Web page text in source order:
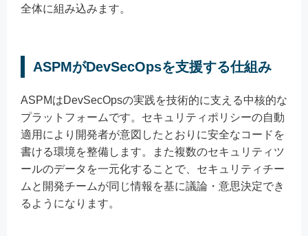
全体に組み込みます。
ASPMがDevSecOpsを支援する仕組み
ASPMはDevSecOpsの実践を技術的に支える中核的な
プラットフォームです。セキュリティポリシーの自動
適用により開発者が意図したとおりに安全なコードを
書ける環境を整備します。また複数のセキュリティツ
ールのデータを一元化することで、セキュリティチー
ムと開発チームが同じ情報を基に議論・意思決定でき
るようになります。